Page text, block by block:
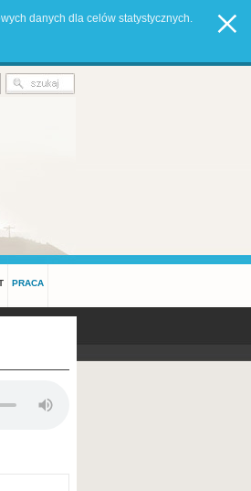
danych dla celów statystycznych.
PRACA